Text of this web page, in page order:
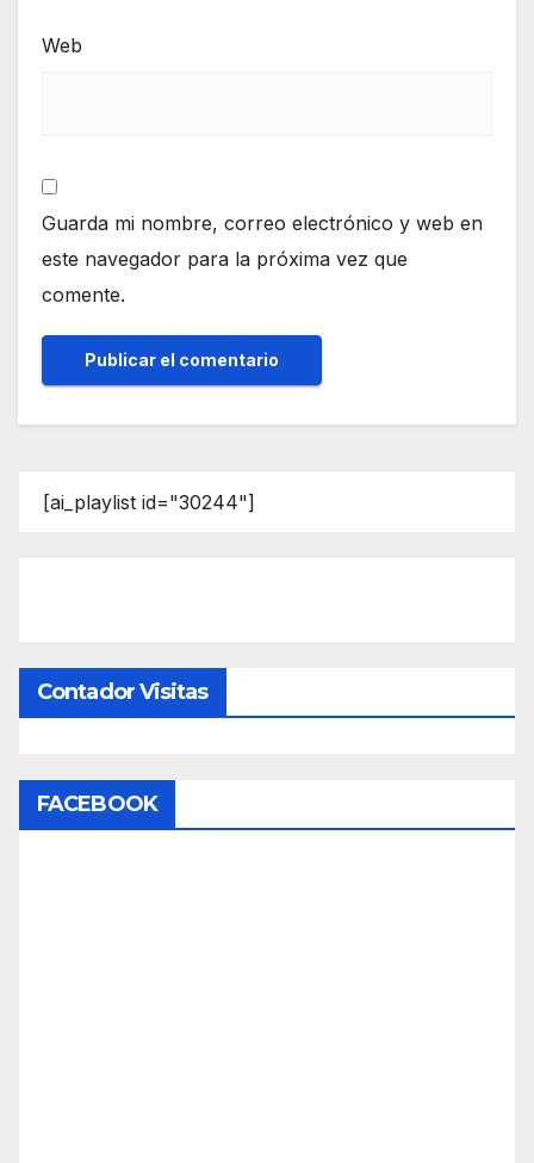
Web
Guarda mi nombre, correo electrónico y web en
este navegador para la próxima vez que
comente.
[ai_playlist id="30244"]
Contador Visitas
FACEBOOK